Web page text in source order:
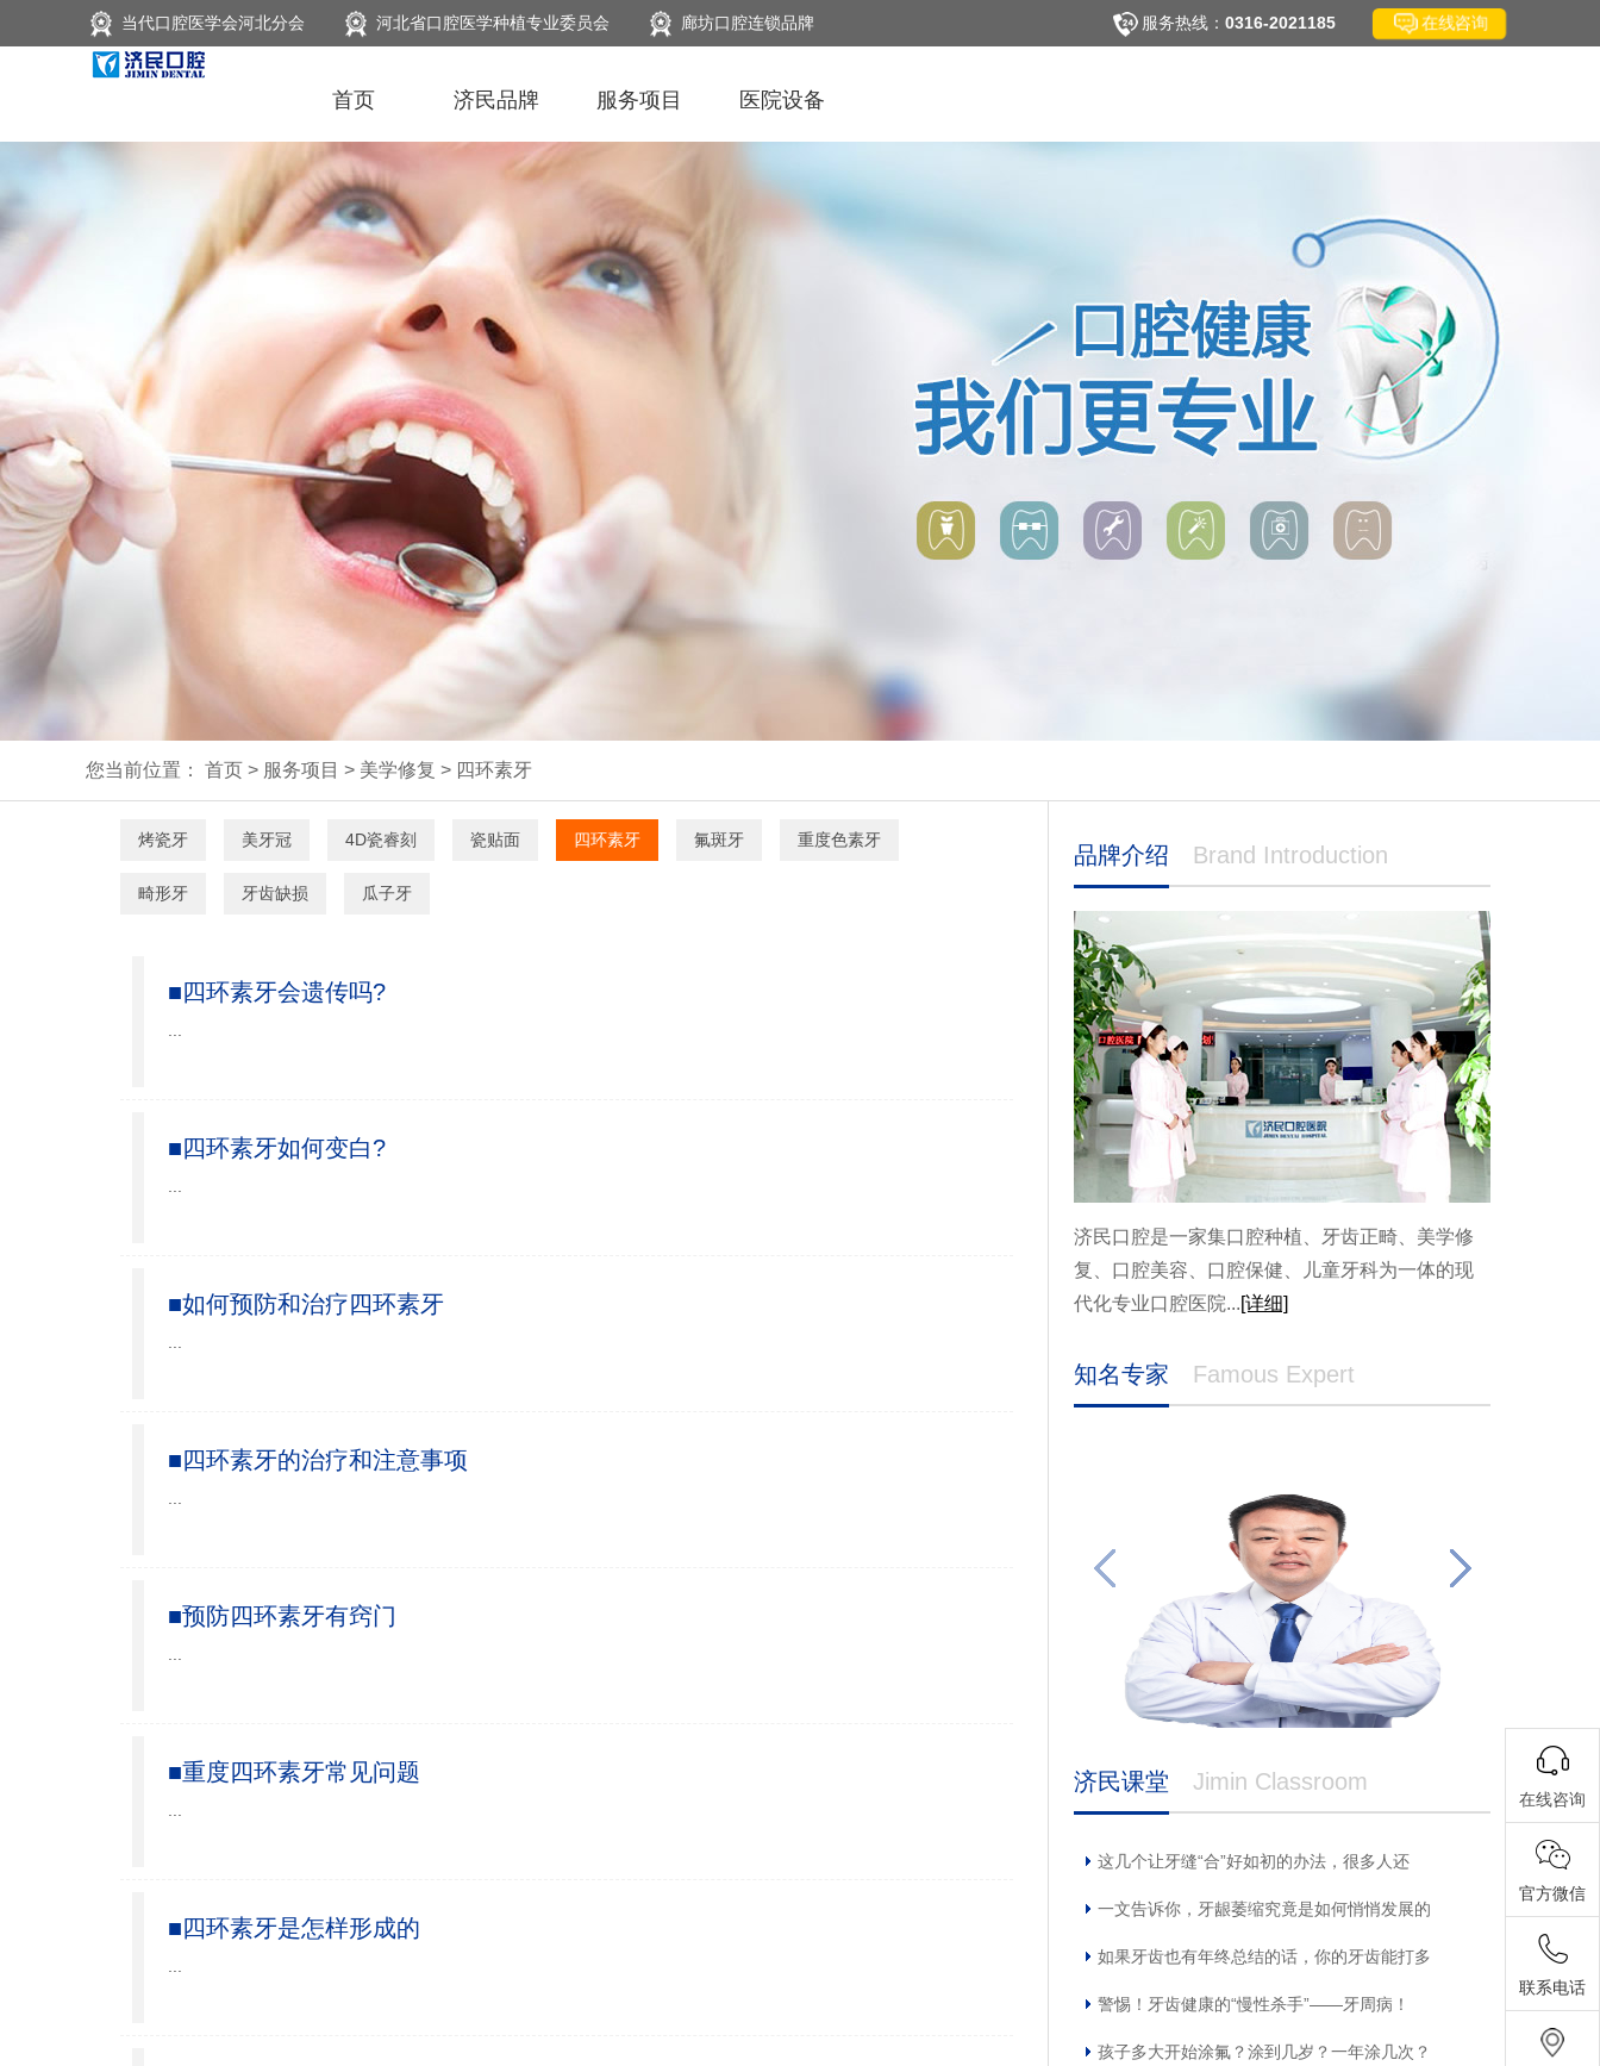
在线咨询
官方微信
联系电话
当代口腔医学会河北分会 河北省口腔医学种植专业委员会 廊坊口腔连锁品牌 服务热线： 0316-2021185 在线咨询
首页 济民品牌 服务项目 医院设备
您当前位置： 首页 > 服务项目 > 美学修复 > 四环素牙
烤瓷牙 美牙冠 4D瓷睿刻 瓷贴面 四环素牙 氟斑牙 重度色素牙
畸形牙 牙齿缺损 瓜子牙
■四环素牙会遗传吗?
■四环素牙如何变白?
■如何预防和治疗四环素牙
■四环素牙的治疗和注意事项
■预防四环素牙有窍门
■重度四环素牙常见问题
■四环素牙是怎样形成的
品牌介绍 Brand Introduction
济民口腔是一家集口腔种植、牙齿正畸、美学修
复、口腔美容、口腔保健、儿童牙科为一体的现
代化专业口腔医院...[详细]
知名专家 Famous Expert
济民课堂 Jimin Classroom
这几个让牙缝“合”好如初的办法，很多人还
一文告诉你，牙龈萎缩究竟是如何悄悄发展的
如果牙齿也有年终总结的话，你的牙齿能打多
警惕！牙齿健康的“慢性杀手”——牙周病！
孩子多大开始涂氟？涂到几岁？一年涂几次？